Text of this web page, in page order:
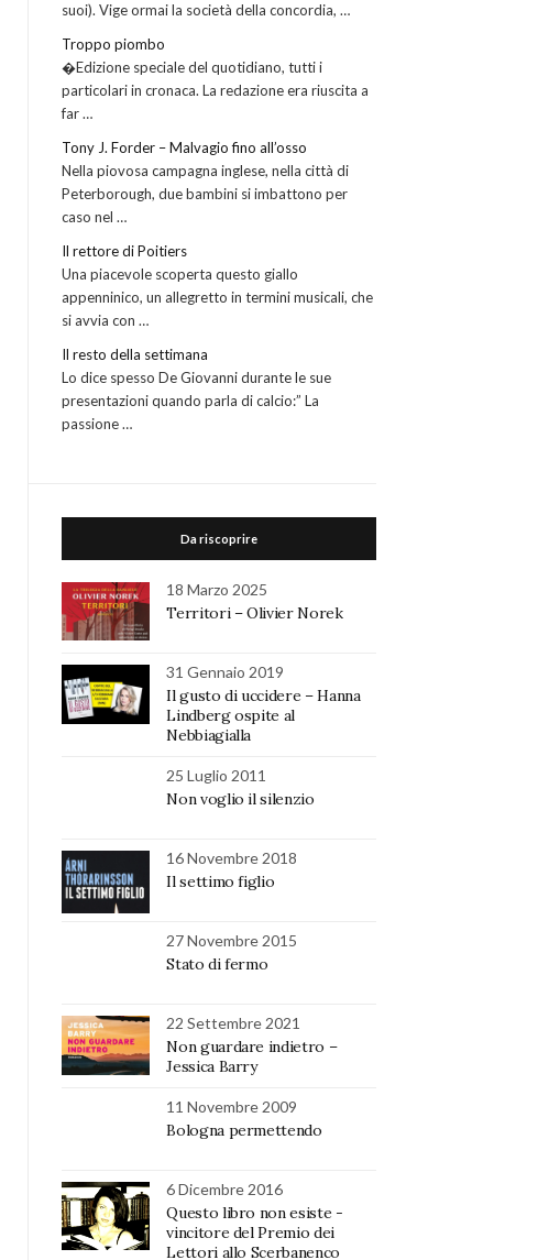
suoi). Vige ormai la società della concordia, …
Troppo piombo
�Edizione speciale del quotidiano, tutti i
particolari in cronaca. La redazione era riuscita a
far …
Tony J. Forder – Malvagio fino all’osso
Nella piovosa campagna inglese, nella città di
Peterborough, due bambini si imbattono per
caso nel …
Il rettore di Poitiers
Una piacevole scoperta questo giallo
appenninico, un allegretto in termini musicali, che
si avvia con …
Il resto della settimana
Lo dice spesso De Giovanni durante le sue
presentazioni quando parla di calcio:” La
passione …
Da riscoprire
18 Marzo 2025
Territori – Olivier Norek
31 Gennaio 2019
Il gusto di uccidere – Hanna
Lindberg ospite al
Nebbiagialla
25 Luglio 2011
Non voglio il silenzio
16 Novembre 2018
Il settimo figlio
27 Novembre 2015
Stato di fermo
22 Settembre 2021
Non guardare indietro –
Jessica Barry
11 Novembre 2009
Bologna permettendo
6 Dicembre 2016
Questo libro non esiste -
vincitore del Premio dei
Lettori allo Scerbanenco